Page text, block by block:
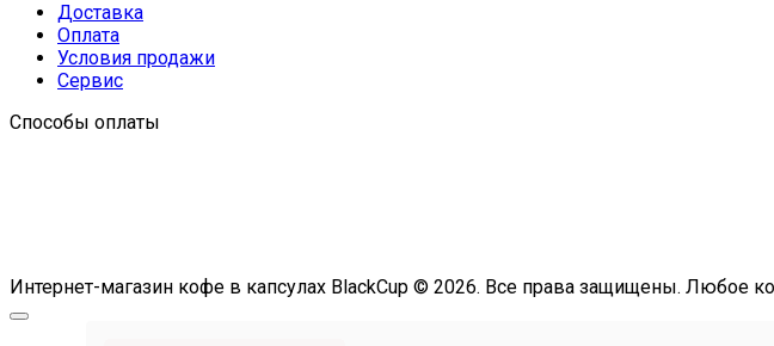
Доставка
Оплата
Условия продажи
Сервис
Способы оплаты
Интернет-магазин кофе в капсулах BlackCup © 2026. Все права защищены. Любое